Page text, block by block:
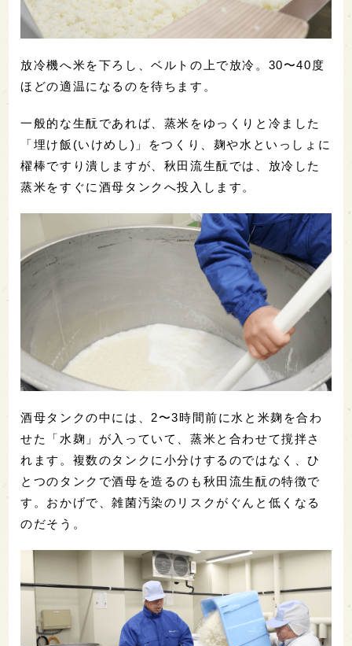
放冷機へ米を下ろし、ベルトの上で放冷。30〜40度
ほどの適温になるのを待ちます。
一般的な生酛であれば、蒸米をゆっくりと冷ました
「埋け飯(いけめし)」をつくり、麹や水といっしょに
櫂棒ですり潰しますが、秋田流生酛では、放冷した
蒸米をすぐに酒母タンクへ投入します。
酒母タンクの中には、2〜3時間前に水と米麹を合わ
せた「水麹」が入っていて、蒸米と合わせて撹拌さ
れます。複数のタンクに小分けするのではなく、ひ
とつのタンクで酒母を造るのも秋田流生酛の特徴で
す。おかげで、雑菌汚染のリスクがぐんと低くなる
のだそう。